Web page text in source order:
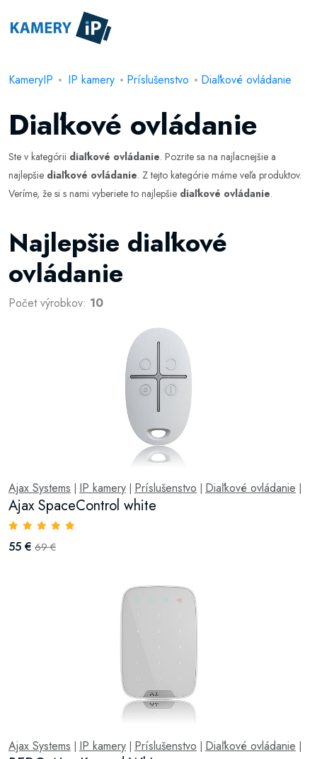
KameryIP IP kamery Príslušenstvo Diaľkové ovládanie
Diaľkové ovládanie
Ste v kategórii diaľkové ovládanie. Pozrite sa na najlacnejšie a
najlepšie diaľkové ovládanie. Z tejto kategórie máme veľa produktov.
Veríme, že si s nami vyberiete to najlepšie diaľkové ovládanie.
Najlepšie diaľkové
ovládanie
Počet výrobkov: 10
Ajax Systems IP kamery Príslušenstvo Diaľkové ovládanie
Ajax SpaceControl white
55 € 69 €
Ajax Systems IP kamery Príslušenstvo Diaľkové ovládanie